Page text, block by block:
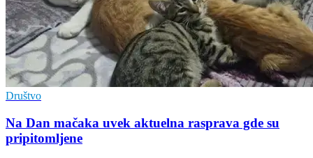
Društvo
Na Dan mačaka uvek aktuelna rasprava gde su
pripitomljene